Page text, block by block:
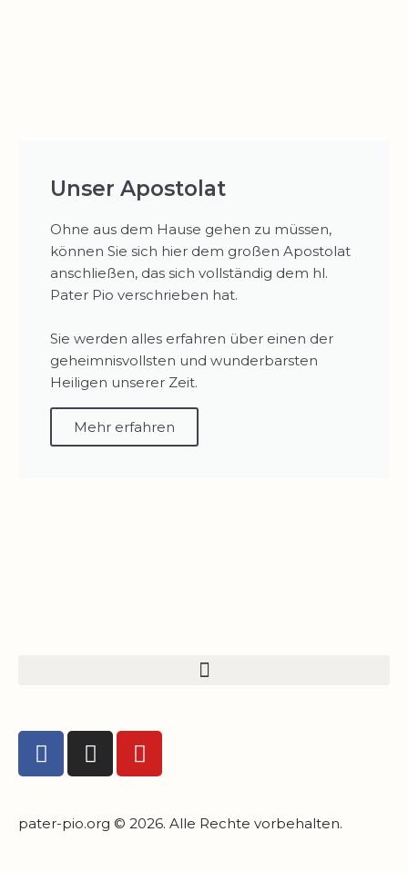
Unser Apostolat
Ohne aus dem Hause gehen zu müssen,
können Sie sich hier dem großen Apostolat
anschließen, das sich vollständig dem hl.
Pater Pio verschrieben hat.
Sie werden alles erfahren über einen der
geheimnisvollsten und wunderbarsten
Heiligen unserer Zeit.
Mehr erfahren
pater-pio.org © 2026. Alle Rechte vorbehalten.